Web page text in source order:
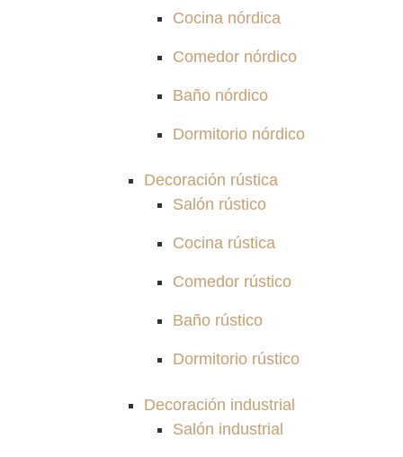
Cocina nórdica
Comedor nórdico
Baño nórdico
Dormitorio nórdico
Decoración rústica
Salón rústico
Cocina rústica
Comedor rústico
Baño rústico
Dormitorio rústico
Decoración industrial
Salón industrial